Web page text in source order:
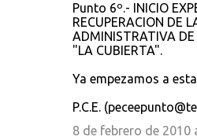
Punto 6º.- INICIO
RECUPERACION DE
ADMINISTRATIVA
"LA CUBIERTA".
Ya empezamos a
P.C.E.
8 de febrero de 2010